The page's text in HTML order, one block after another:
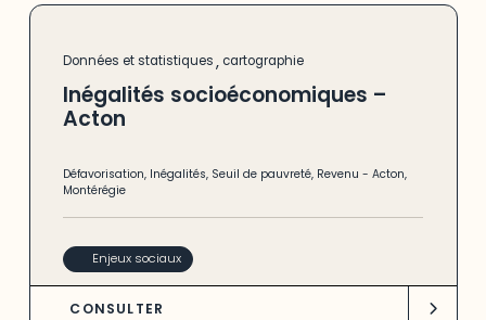
Données et statistiques, cartographie
Inégalités socioéconomiques –
Acton
Défavorisation, Inégalités, Seuil de pauvreté, Revenu -Acton,
Montérégie
Enjeux sociaux
CONSULTER